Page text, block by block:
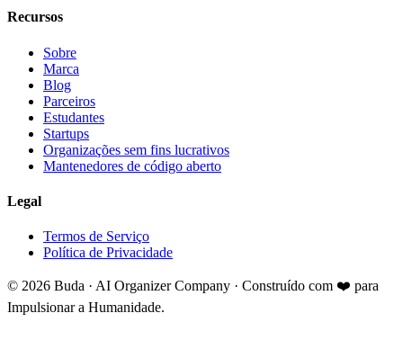
Recursos
Sobre
Marca
Blog
Parceiros
Estudantes
Startups
Organizações sem fins lucrativos
Mantenedores de código aberto
Legal
Termos de Serviço
Política de Privacidade
© 2026 Buda · AI Organizer Company · Construído com ❤️ para
Impulsionar a Humanidade.